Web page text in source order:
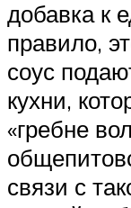
добавка к
правило,
соус
кухни,
«гребне
связи с